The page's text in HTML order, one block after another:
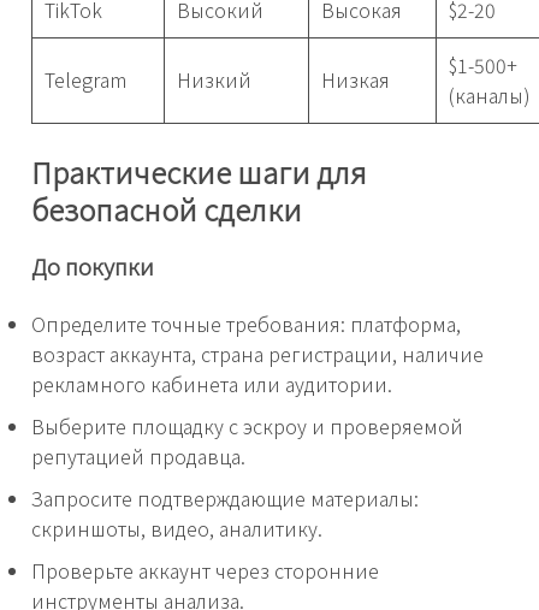
TikTok Высокий Высокая $2-20
Telegram Низкий Низкая
$1-500+
(каналы)
Практические шаги для
безопасной сделки
До покупки
Определите точные требования: платформа,
возраст аккаунта, страна регистрации, наличие
рекламного кабинета или аудитории.
Выберите площадку с эскроу и проверяемой
репутацией продавца.
Запросите подтверждающие материалы:
скриншоты, видео, аналитику.
Проверьте аккаунт через сторонние
инструменты анализа.